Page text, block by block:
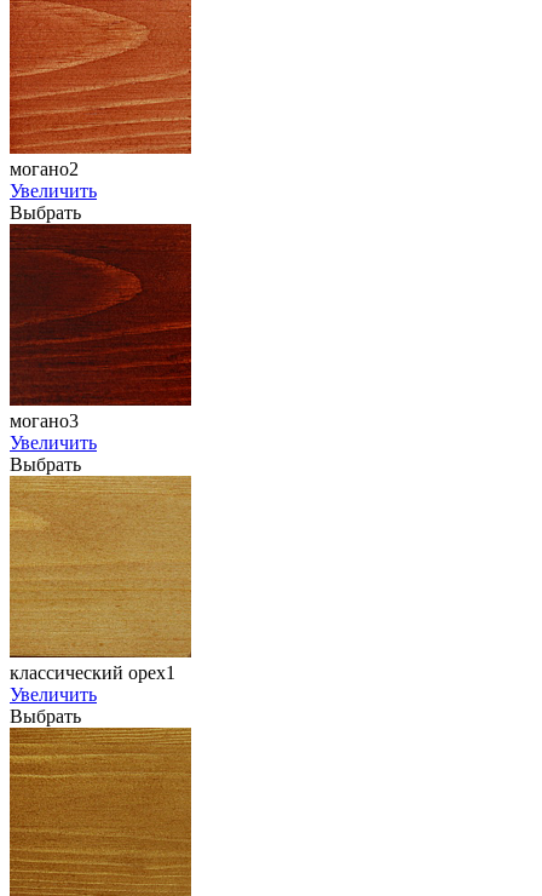
могано2
Увеличить
Выбрать
могано3
Увеличить
Выбрать
классический орех1
Увеличить
Выбрать